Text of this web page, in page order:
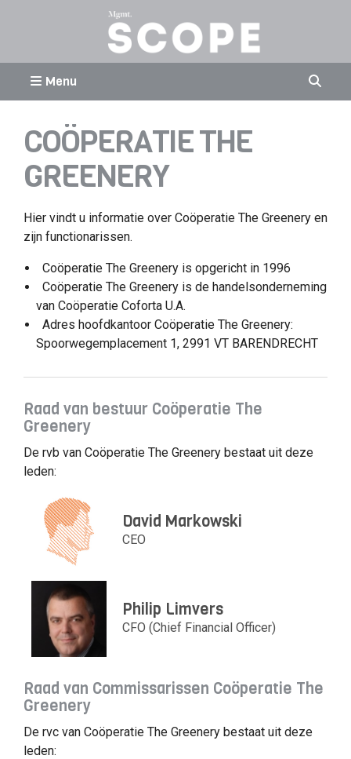
Menu
COÖPERATIE THE
GREENERY
Hier vindt u informatie over Coöperatie The Greenery en
zijn functionarissen.
Coöperatie The Greenery is opgericht in 1996
Coöperatie The Greenery is de handelsonderneming
van Coöperatie Coforta U.A.
Adres hoofdkantoor Coöperatie The Greenery:
Spoorwegemplacement 1, 2991 VT BARENDRECHT
Raad van bestuur Coöperatie The
Greenery
De rvb van Coöperatie The Greenery bestaat uit deze
leden:
David Markowski
CEO
Philip Limvers
CFO (Chief Financial Officer)
Raad van Commissarissen Coöperatie The
Greenery
De rvc van Coöperatie The Greenery bestaat uit deze
leden: